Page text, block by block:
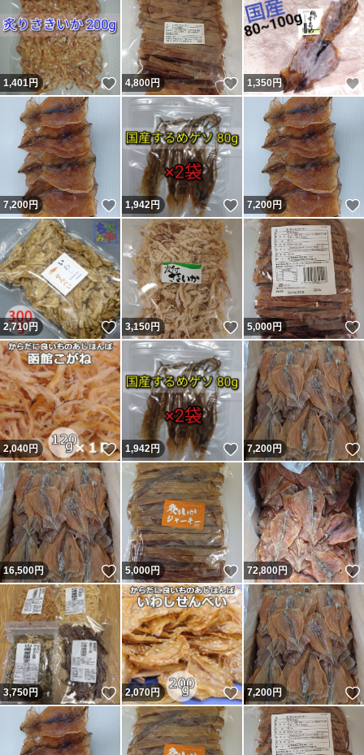
1,401円 いいね！
4,800円 いいね！
1,350円
7,200円 いいね！
1,942円 いいね！
7,200円
2,710円 いいね！
3,150円 いいね！
5,000円
2,040円 いいね！
1,942円 いいね！
7,200円
16,500円 いいね！
5,000円 いいね！
72,800円
3,750円 いいね！
2,070円 いいね！
7,200円